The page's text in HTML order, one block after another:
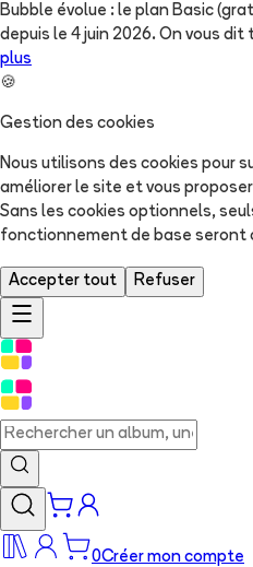
Bubble évolue : le plan Basic
depuis le 4 juin 2026. On vous
plus
🍪
Gestion des cookies
Nous utilisons des cookies pour
améliorer le site et vous
Sans les cookies optionnels,
fonctionnement de base seront
Accepter tout Refuser
0Créer mon compte